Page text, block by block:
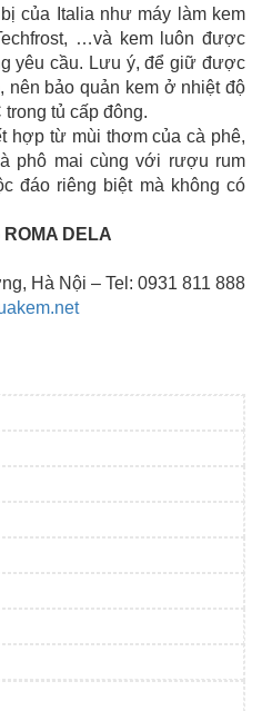
của Italia như máy làm kem
…và kem luôn được
yêu cầu. Lưu ý, để giữ được
nên bảo quản kem ở nhiệt độ
tủ cấp đông.
hợp từ mùi thơm của cà phê,
phô mai cùng với rượu rum
đáo riêng biệt mà không có
DELA
Hà Nội – Tel: 0931 811 888